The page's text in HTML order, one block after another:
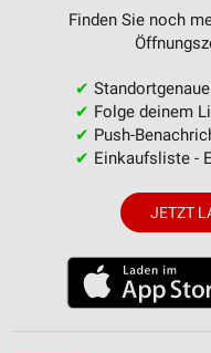
Finden Sie noch
✔
✔ Folge deinem
✔ Push-
✔ Einkaufsliste -
JETZT